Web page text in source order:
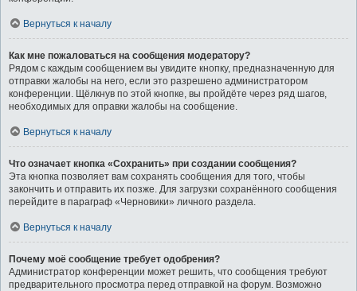
Вернуться к началу
Как мне пожаловаться на сообщения модератору?
Рядом с каждым сообщением вы увидите кнопку, предназначенную для
отправки жалобы на него, если это разрешено администратором
конференции. Щёлкнув по этой кнопке, вы пройдёте через ряд шагов,
необходимых для оправки жалобы на сообщение.
Вернуться к началу
Что означает кнопка «Сохранить» при создании сообщения?
Эта кнопка позволяет вам сохранять сообщения для того, чтобы
закончить и отправить их позже. Для загрузки сохранённого сообщения
перейдите в параграф «Черновики» личного раздела.
Вернуться к началу
Почему моё сообщение требует одобрения?
Администратор конференции может решить, что сообщения требуют
предварительного просмотра перед отправкой на форум. Возможно